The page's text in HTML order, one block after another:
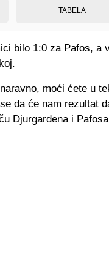
TABELA
bilo 1:0 za Pafos, a
moći ćete u
da će nam rezultat
Djurgardena i